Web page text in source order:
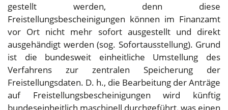
gestellt werden, denn diese
Freistellungsbescheinigungen können im Finanzamt
vor Ort nicht mehr sofort ausgestellt und direkt
ausgehändigt werden (sog. Sofortausstellung). Grund
ist die bundesweit einheitliche Umstellung des
Verfahrens zur zentralen Speicherung der
Freistellungsdaten. D. h., die Bearbeitung der Anträge
auf Freistellungsbescheinigungen wird künftig